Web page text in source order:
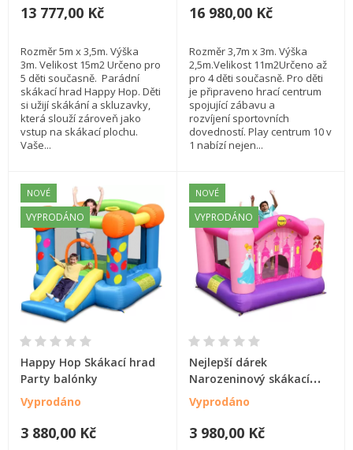
13 777,00 Kč
Rozměr 5m x 3,5m. Výška
3m. Velikost 15m2 Určeno pro
5 děti současně. Parádní
skákací hrad Happy Hop. Děti
si užijí skákání a skluzavky,
která slouží zároveň jako
vstup na skákací plochu.
Vaše...
16 980,00 Kč
Rozměr 3,7m x 3m. Výška
2,5m.Velikost 11m2Určeno až
pro 4 děti současně. Pro děti
je připraveno hrací centrum
spojující zábavu a
rozvíjení sportovních
dovedností. Play centrum 10 v
1 nabízí nejen...
NOVÉ
VYPRODÁNO
Happy Hop Skákací hrad
Party balónky
Vyprodáno
3 880,00 Kč
NOVÉ
VYPRODÁNO
Nejlepší dárek
Narozeninový skákací
hrad, trampolína
Vyprodáno
3 980,00 Kč